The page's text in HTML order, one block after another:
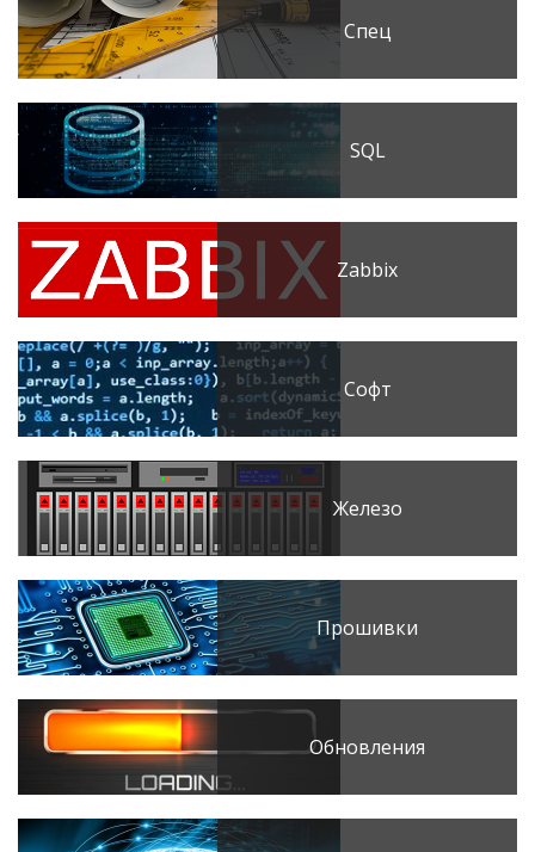
Спец
SQL
Zabbix
Софт
Железо
Прошивки
Обновления